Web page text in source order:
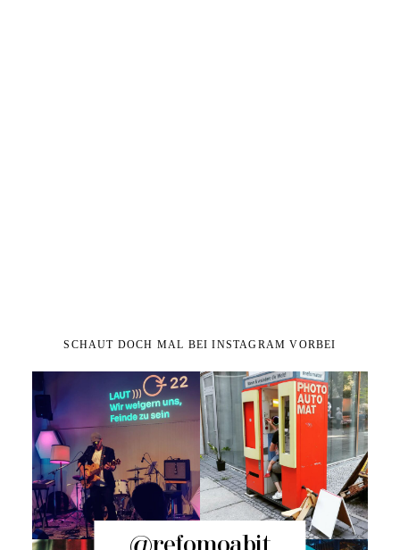
SCHAUT DOCH MAL BEI INSTAGRAM VORBEI